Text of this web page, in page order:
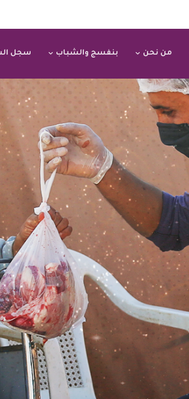
من نحن بنفسج والشباب سجل